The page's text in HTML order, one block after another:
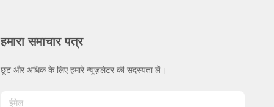
हमारा समाचार पत्र
छूट और अधिक के लिए हमारे न्यूज़लेटर की सदस्यता लें।